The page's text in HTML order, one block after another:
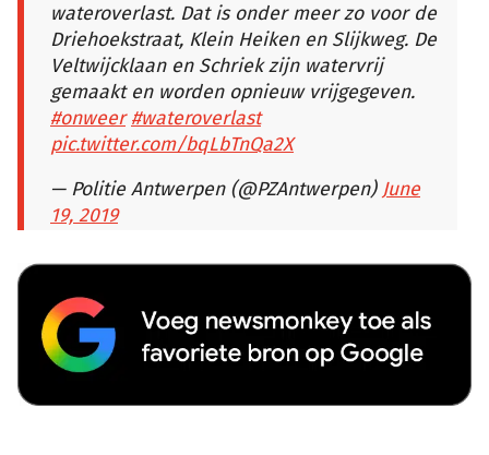
wateroverlast. Dat is onder meer zo voor de
Driehoekstraat, Klein Heiken en Slijkweg. De
Veltwijcklaan en Schriek zijn watervrij
gemaakt en worden opnieuw vrijgegeven.
#onweer #wateroverlast
pic.twitter.com/bqLbTnQa2X
— Politie Antwerpen (@PZAntwerpen)June
19, 2019